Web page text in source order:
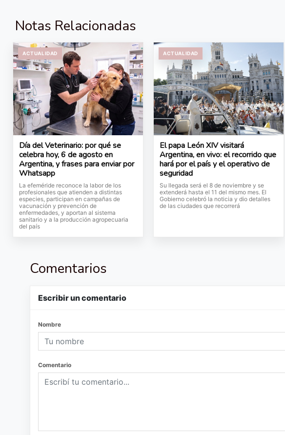
Notas Relacionadas
ACTUALIDAD
Día del Veterinario: por qué se
celebra hoy, 6 de agosto en
Argentina, y frases para enviar por
Whatsapp
La efeméride reconoce la labor de los
profesionales que atienden a distintas
especies, participan en campañas de
vacunación y prevención de
enfermedades, y aportan al sistema
sanitario y a la producción agropecuaria
del país
ACTUALIDAD
El papa León XIV visitará
Argentina, en vivo: el recorrido que
hará por el país y el operativo de
seguridad
Su llegada será el 8 de noviembre y se
extenderá hasta el 11 del mismo mes. El
Gobierno celebró la noticia y dio detalles
de las ciudades que recorrerá
Comentarios
Escribir un comentario
Nombre
Comentario